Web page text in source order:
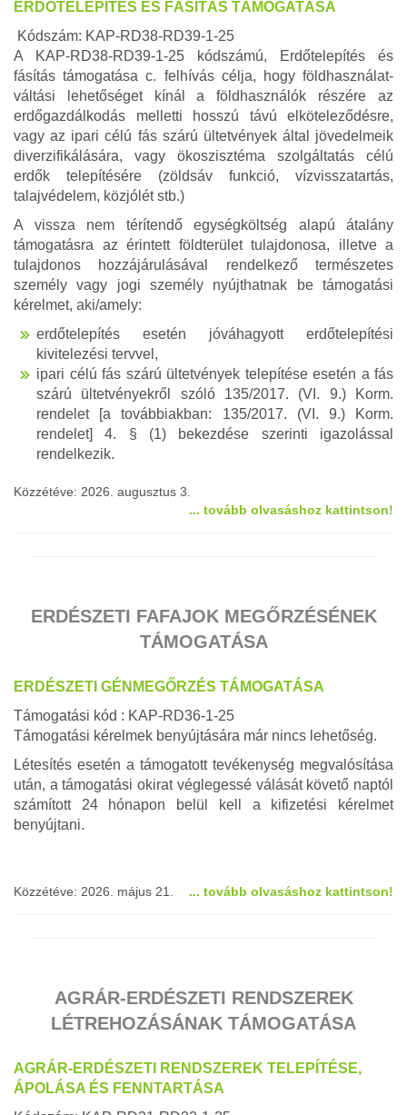
ERDŐTELEPÍTÉS ÉS FÁSÍTÁS TÁMOGATÁSA
Kódszám: KAP-RD38-RD39-1-25
A KAP-RD38-RD39-1-25 kódszámú, Erdőtelepítés és
fásítás támogatása c. felhívás célja, hogy földhasználat-
váltási lehetőséget kínál a földhasználók részére az
erdőgazdálkodás melletti hosszú távú elköteleződésre,
vagy az ipari célú fás szárú ültetvények által jövedelmeik
diverzifikálására, vagy ökoszisztéma szolgáltatás célú
erdők telepítésére (zöldsáv funkció, vízvisszatartás,
talajvédelem, közjólét stb.)
A vissza nem térítendő egységköltség alapú átalány
támogatásra az érintett földterület tulajdonosa, illetve a
tulajdonos hozzájárulásával rendelkező természetes
személy vagy jogi személy nyújthatnak be támogatási
kérelmet, aki/amely:
erdőtelepítés esetén jóváhagyott erdőtelepítési
kivitelezési tervvel,
ipari célú fás szárú ültetvények telepítése esetén a fás
szárú ültetvényekről szóló 135/2017. (VI. 9.) Korm.
rendelet [a továbbiakban: 135/2017. (VI. 9.) Korm.
rendelet] 4. § (1) bekezdése szerinti igazolással
rendelkezik.
Közzétéve: 2026. augusztus 3.
... tovább olvasáshoz kattintson!
ERDÉSZETI FAFAJOK MEGŐRZÉSÉNEK
TÁMOGATÁSA
ERDÉSZETI GÉNMEGŐRZÉS TÁMOGATÁSA
Támogatási kód : KAP-RD36-1-25
Támogatási kérelmek benyújtására már nincs lehetőség.
Létesítés esetén a támogatott tevékenység megvalósítása
után, a támogatási okirat véglegessé válását követő naptól
számított 24 hónapon belül kell a kifizetési kérelmet
benyújtani.
Közzétéve: 2026. május 21. ... tovább olvasáshoz kattintson!
AGRÁR-ERDÉSZETI RENDSZEREK
LÉTREHOZÁSÁNAK TÁMOGATÁSA
AGRÁR-ERDÉSZETI RENDSZEREK TELEPÍTÉSE,
ÁPOLÁSA ÉS FENNTARTÁSA